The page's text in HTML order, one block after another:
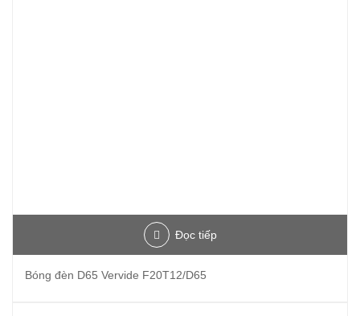
Đọc tiếp
Bóng đèn D65 Vervide F20T12/D65